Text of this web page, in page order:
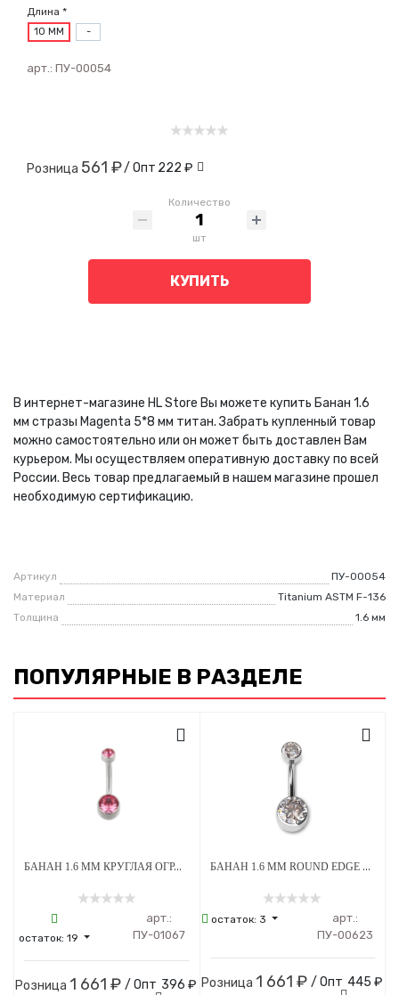
Длина *
10 ММ -
арт.: ПУ-00054
Розница 561 ₽/ Опт 222 ₽
Количество
шт
КУПИТЬ
В интернет-магазине HL Store Вы можете купить Банан 1.6
мм стразы Magenta 5*8 мм титан. Забрать купленный товар
можно самостоятельно или он может быть доставлен Вам
курьером. Мы осуществляем оперативную доставку по всей
России. Весь товар предлагаемый в нашем магазине прошел
необходимую сертификацию.
Артикул
ПУ-00054
Материал
Titanium ASTM F-136
Толщина
1.6 мм
ПОПУЛЯРНЫЕ В РАЗДЕЛЕ
БАНАН 1.6 ММ КРУГЛАЯ ОГРАНКА СТРАЗЫ PINK 4*6 ММ ВНУТРЕННЯЯ РЕЗЬБА ТИТАН
остаток: 19
арт.:
ПУ-01067
Розница 1 661 ₽ / Опт 396 ₽
БАНАН 1.6 ММ ROUND EDGE CLEAR CRYSTAL 5 Х 8 ММ ВНУТРЕННЯЯ РЕЗЬБА ТИТАН
остаток: 3
арт.:
ПУ-00623
Розница 1 661 ₽ / Опт 445 ₽